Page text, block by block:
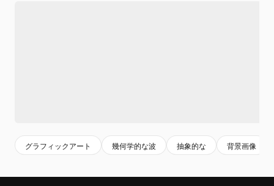
グラフィックアート 幾何学的な波 抽象的な 背景画像